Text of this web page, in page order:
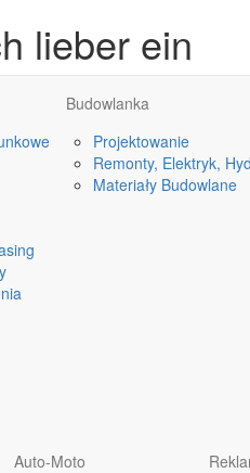
lieber ein
Budowlanka
Projektowanie
Remonty, Elektryk,
Materiały Budowlane
Auto-Moto